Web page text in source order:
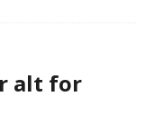
alt for